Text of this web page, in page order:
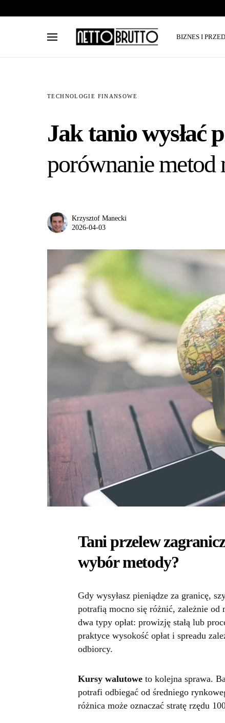
BIZNES I
TECHNOLOGIE FINANSOWE
Jak tanio wysłać
porównanie metod
Krzysztof Manecki
2026-04-03
Tani przelew
wybór metody?
Gdy wysyłasz pieniądze za granicę,
potrafią mocno się różnić, zależnie
dwa typy opłat: prowizję stałą lub
praktyce wysokość opłat i spreadu
odbiorcy.
Kursy walutowe to kolejna sprawa.
potrafi odbiegać od średniego
różnica może oznaczać stratę rzędu